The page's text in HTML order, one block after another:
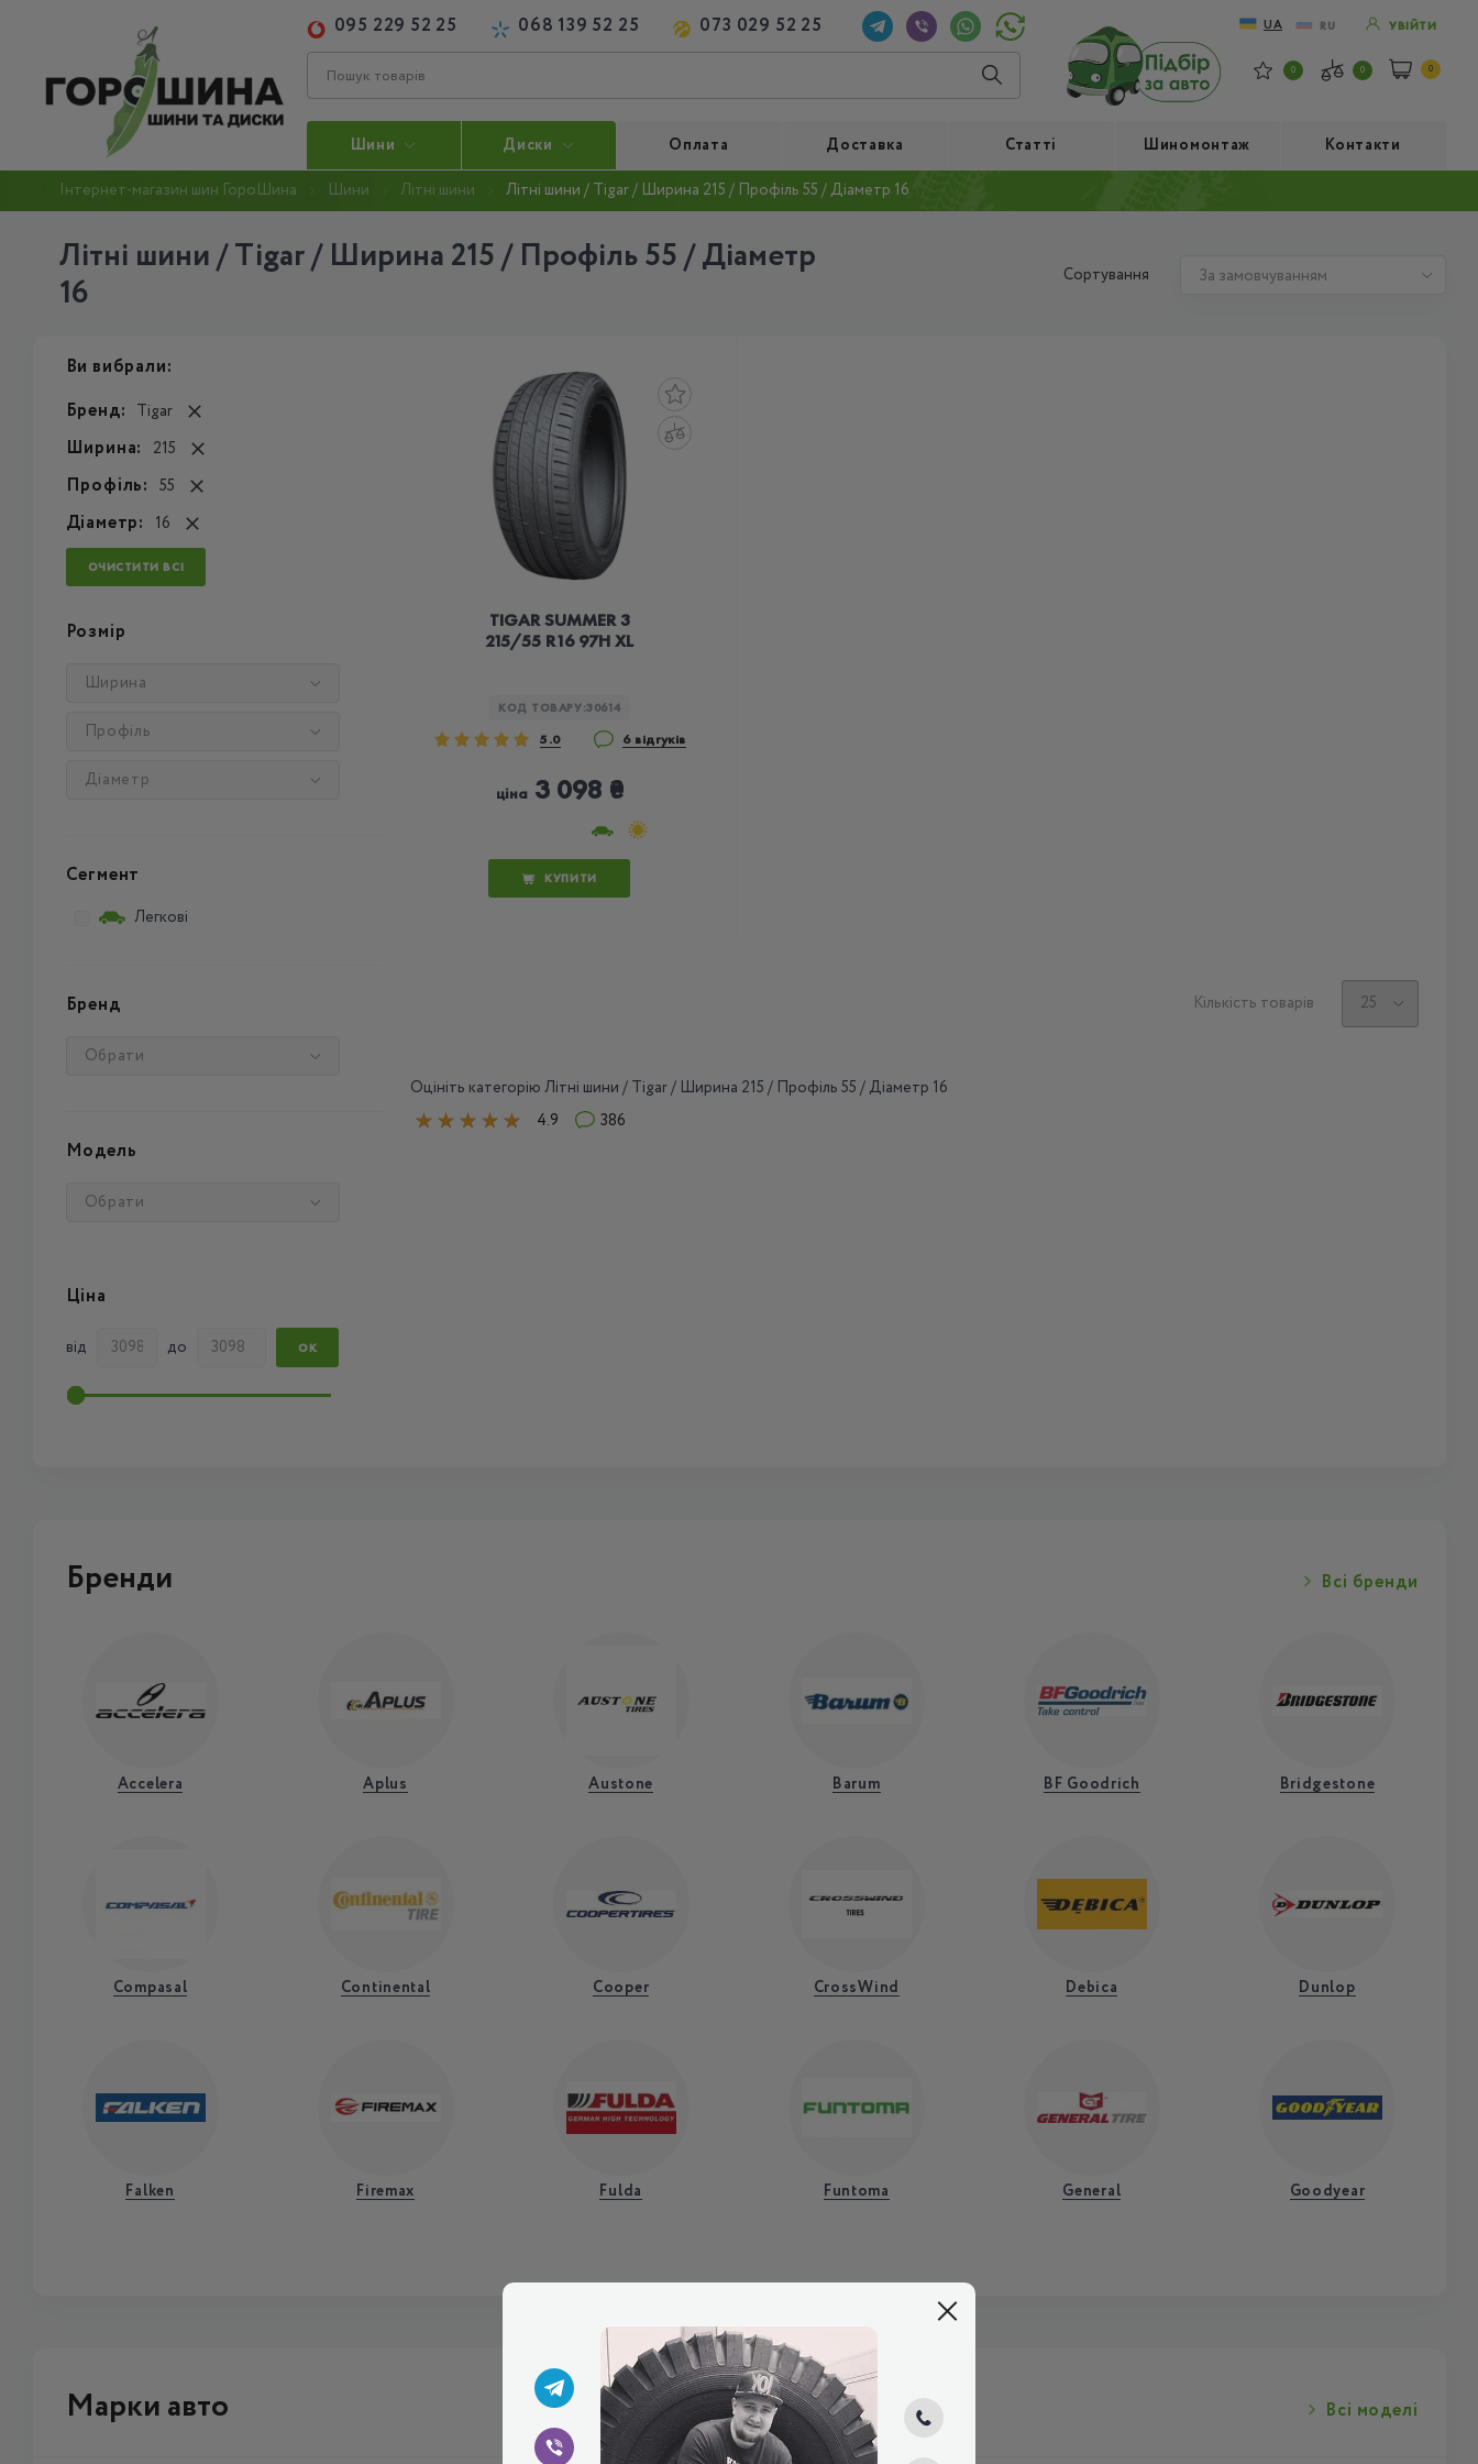
095 229 52 25 068 139 52 25 073 029 52 25 UA RU УВІЙТИ
0 0 0
Шини Диски Оплата Доставка Статті Шиномонтаж Контакти
Інтернет-магазин шин ГороШина Шини Літні шини Літні шини / Tigar / Ширина 215 / Профіль 55 / Діаметр 16
Літні шини / Tigar / Ширина 215 / Профіль 55 / Діаметр
16
Сортування
Ви вибрали:
Бренд: Tigar
Ширина: 215
Профіль: 55
Діаметр: 16
ОЧИСТИТИ ВСІ
Розмір
Ширина
Профіль
Діаметр
Сегмент
Легкові
Бренд
Обрати
Модель
Обрати
Ціна
від до ОК
TIGAR SUMMER 3
215/55 R16 97H XL
КОД ТОВАРУ:30614
5.0 6 відгуків
ціна3 098 ₴
КУПИТИ
Кількість товарів
Оцініть категорію Літні шини / Tigar / Ширина 215 / Профіль 55 / Діаметр 16
4.9
386
Бренди Всі бренди
Accelera Aplus Austone Barum BF Goodrich Bridgestone
Compasal Continental Cooper CrossWind Debica Dunlop
Falken Firemax Fulda Funtoma General Goodyear
Марки авто Всі моделі